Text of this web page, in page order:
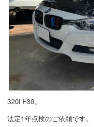
320i F30。
法定1年点検のご依頼です。